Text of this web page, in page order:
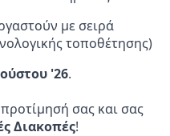
με σειρά
τοποθέτησης)
'26.
σας και σας
Διακοπές!